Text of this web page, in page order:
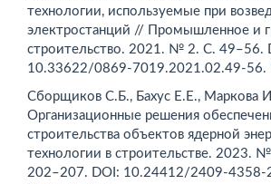
технологии, используемые при
электростанций // Промышленное и
строительство. 2021. № 2. C. 49–56.
10.33622/0869-7019.2021.02.49-56.
Сборщиков С.Б., Бахус Е.Е., Маркова
Организационные решения
строительства объектов ядерной
технологии в строительстве. 2023.
202–207. DOI: 10.24412/2409-